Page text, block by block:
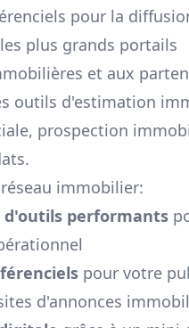
pour la
plus grands portails
et aux
outils d'estimation
prospection
immobilier:
d'outils performants
pour votre
d'annonces